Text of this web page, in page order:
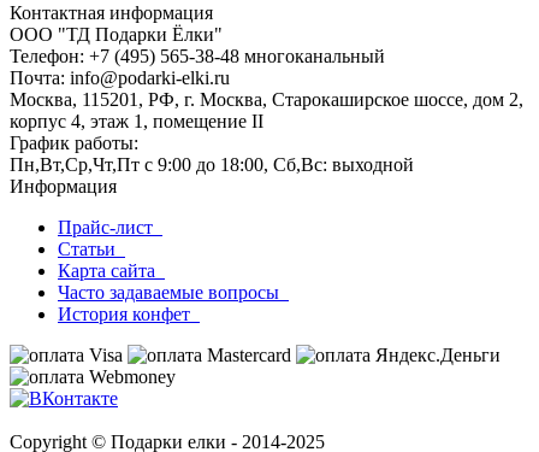
Контактная информация
ООО "ТД Подарки Ёлки"
Телефон: +7 (495) 565-38-48 многоканальный
Почта: info@podarki-elki.ru
Москва, 115201, РФ, г. Москва, Старокаширское шоссе, дом 2,
корпус 4, этаж 1, помещение II
График работы:
Пн,Вт,Ср,Чт,Пт с 9:00 до 18:00, Сб,Вс: выходной
Информация
Прайс-лист
Статьи
Карта сайта
Часто задаваемые вопросы
История конфет
Copyright © Подарки елки - 2014-2025